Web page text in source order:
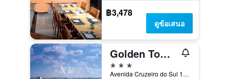
฿3,478
ดูข้อเสนอ
Golden Tower Express Anhembi by Fênix Hotéis
3 ดาว
Avenida Cruzeiro do Sul 1709, เซาเปาโล, บราซิล